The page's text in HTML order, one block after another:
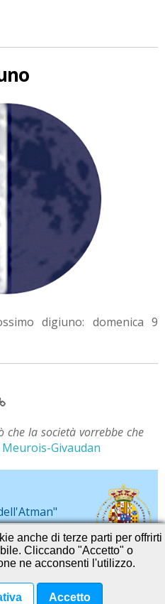
digiuno: domenica 9
che la società vorrebbe che
Givaudan
(SA)
anche di terze parti per offrirti
Cliccando "Accetto" o
ne acconsenti l'utilizzo.
Accetto